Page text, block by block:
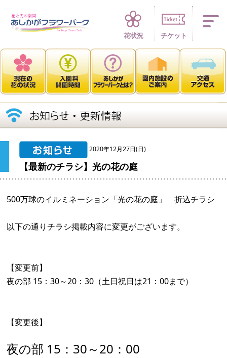
四季折々 花の
花状況 チケット
2020年12月27日(日)
【最新のチラシ】光の花の庭
500万球のイルミネーション「光の花の庭」 折込チラシ
以下の通りチラシ掲載内容に変更がございます。
【変更前】
夜の部 15：30～20：30（土日祝日は21：00まで）
【変更後】
夜の部 15：30～20：00